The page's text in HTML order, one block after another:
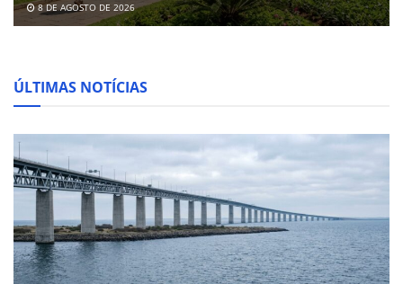
8 DE AGOSTO DE 2026
ÚLTIMAS NOTÍCIAS